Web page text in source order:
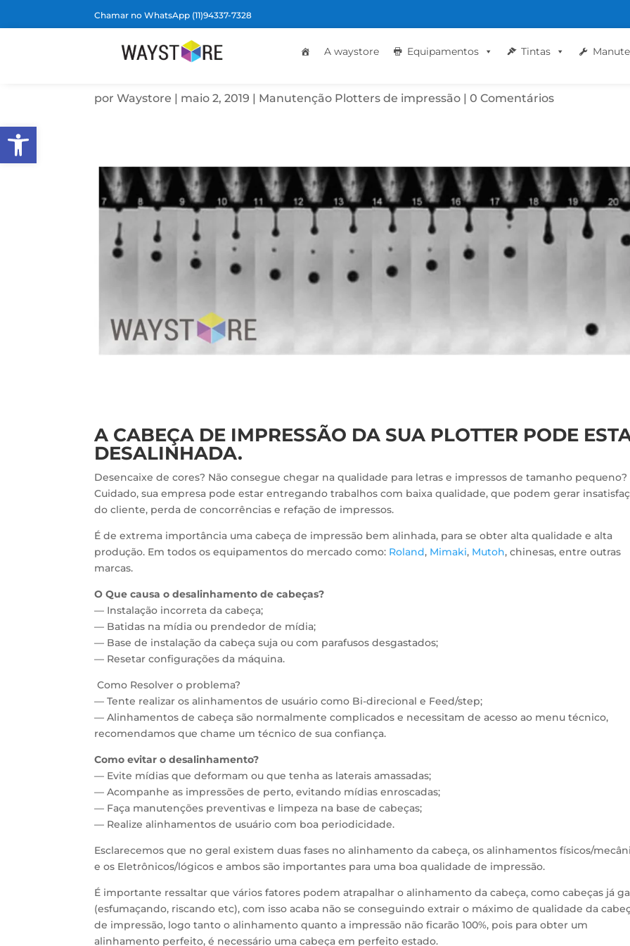
Chamar no WhatsApp (11)94337-7328
A waystore Equipamentos Tintas
NÃO CONSEGUE IMPRIMIR RÓTULOS EM SUA
porWaystore | maio 2, 2019 | Manutenção Plotters de impressão |0 Comentários
A CABEÇA DE IMPRESSÃO DA SUA PLOTTER PODE
DESALINHADA.
Desencaixe de cores? Não consegue chegar na qualidade para letras e impressos de tamanho pequeno?
Cuidado, sua empresa pode estar entregando trabalhos com baixa qualidade, que podem gerar
do cliente, perda de concorrências e refação de impressos.
É de extrema importância uma cabeça de impressão bem alinhada, para se obter alta qualidade e alta
produção. Em todos os equipamentos do mercado como: Roland, Mimaki, Mutoh, chinesas, entre outras
marcas.
O Que causa o desalinhamento de cabeças?
— Instalação incorreta da cabeça;
— Batidas na mídia ou prendedor de mídia;
— Base de instalação da cabeça suja ou com parafusos desgastados;
— Resetar configurações da máquina.
Como Resolver o problema?
— Tente realizar os alinhamentos de usuário como Bi-direcional e Feed/step;
— Alinhamentos de cabeça são normalmente complicados e necessitam de acesso ao menu técnico,
recomendamos que chame um técnico de sua confiança.
Como evitar o desalinhamento?
— Evite mídias que deformam ou que tenha as laterais amassadas;
— Acompanhe as impressões de perto, evitando mídias enroscadas;
— Faça manutenções preventivas e limpeza na base de cabeças;
— Realize alinhamentos de usuário com boa periodicidade.
Esclarecemos que no geral existem duas fases no alinhamento da cabeça, os alinhamentos físicos/
e os Eletrônicos/lógicos e ambos são importantes para uma boa qualidade de impressão.
É importante ressaltar que vários fatores podem atrapalhar o alinhamento da cabeça, como cabeças já
(esfumaçando, riscando etc), com isso acaba não se conseguindo extrair o máximo de qualidade da
de impressão, logo tanto o alinhamento quanto a impressão não ficarão 100%, pois para obter um
alinhamento perfeito, é necessário uma cabeça em perfeito estado.
Barra de Ferramentas Aberta